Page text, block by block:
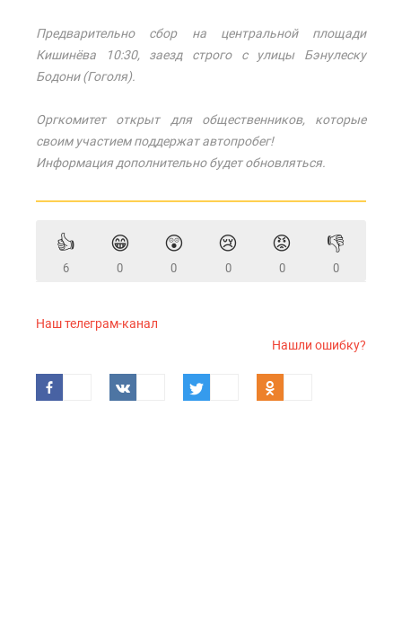
Предварительно сбор на центральной площади
Кишинёва 10:30, заезд строго с улицы Бэнулеску
Бодони (Гоголя).
Оргкомитет открыт для общественников, которые
своим участием поддержат автопробег!
Информация дополнительно будет обновляться.
👍
6
😁
0
😲
0
😢
0
😡
0
👎
0
Наш телеграм-канал
Нашли ошибку?